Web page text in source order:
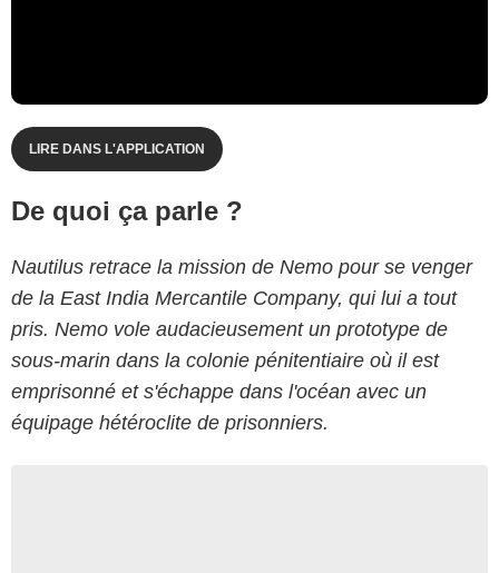
LIRE DANS L'APPLICATION
De quoi ça parle ?
Nautilus retrace la mission de Nemo pour se venger
de la East India Mercantile Company, qui lui a tout
pris. Nemo vole audacieusement un prototype de
sous-marin dans la colonie pénitentiaire où il est
emprisonné et s'échappe dans l'océan avec un
équipage hétéroclite de prisonniers.